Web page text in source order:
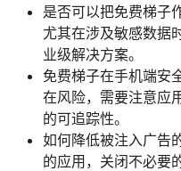
是否可以把免费梯子
尤其在涉及敏感数据
业级解决方案。
免费梯子在手机端安
在风险，需要注意应
的可追踪性。
如何降低被注入广告
的应用，关闭不必要